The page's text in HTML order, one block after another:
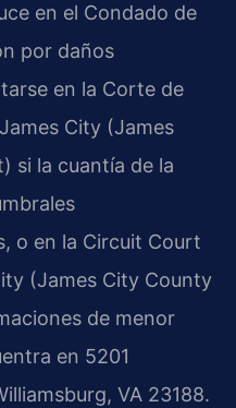
en el Condado de
por daños
en la Corte de
City (James
si la cuantía de la
o en la Circuit Court
(James City County
de menor
en 5201
VA 23188.